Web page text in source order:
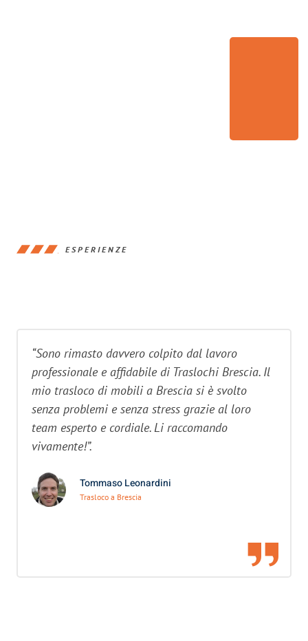
ESPERIENZE
“Sono rimasto davvero colpito dal lavoro
professionale e affidabile di Traslochi Brescia. Il
mio trasloco di mobili a Brescia si è svolto
senza problemi e senza stress grazie al loro
team esperto e cordiale. Li raccomando
vivamente!”.
Tommaso Leonardini
Trasloco a Brescia